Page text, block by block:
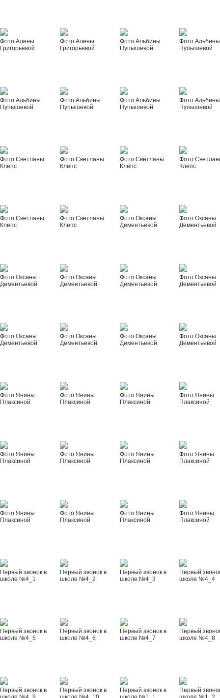
Фото Алены
Григорьевой
Фото Алены
Григорьевой
Фото Альбины
Пупышевой
Фото Альбины
Пупышевой
Фото Альбины
Пупышевой
Фото Альбины
Пупышевой
Фото Альбины
Пупышевой
Фото Альбины
Пупышевой
Фото Светланы
Клепс
Фото Светланы
Клепс
Фото Светланы
Клепс
Фото
Клепс
Фото Светланы
Клепс
Фото Светланы
Клепс
Фото Оксаны
Дементьевой
Фото Оксаны
Дементьевой
Фото Оксаны
Дементьевой
Фото Оксаны
Дементьевой
Фото Оксаны
Дементьевой
Фото Оксаны
Дементьевой
Фото Оксаны
Дементьевой
Фото Оксаны
Дементьевой
Фото Оксаны
Дементьевой
Фото Оксаны
Дементьевой
Фото Янины
Плаксиной
Фото Янины
Плаксиной
Фото Янины
Плаксиной
Фото Янины
Плаксиной
Фото Янины
Плаксиной
Фото Янины
Плаксиной
Фото Янины
Плаксиной
Фото Янины
Плаксиной
Фото Янины
Плаксиной
Фото Янины
Плаксиной
Фото Янины
Плаксиной
Фото Янины
Плаксиной
Первый звонок в
школе №4_1
Первый звонок в
школе №4_2
Первый звонок в
школе №4_3
Первый
школе №4_4
Первый звонок в
школе №4_5
Первый звонок в
школе №4_6
Первый звонок в
школе №4_7
Первый
школе №4_8
Первый звонок в
Первый звонок в
Первый звонок в
Первый